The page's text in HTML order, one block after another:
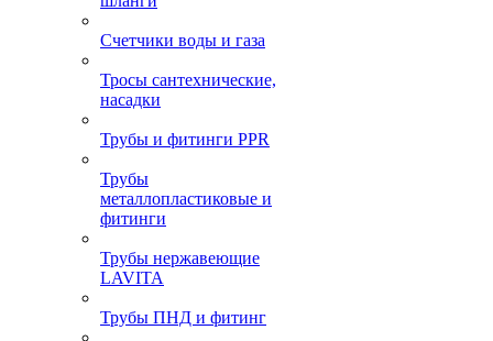
Счетчики воды и газа
Тросы сантехнические,
насадки
Трубы и фитинги PPR
Трубы
металлопластиковые и
фитинги
Трубы нержавеющие
LAVITA
Трубы ПНД и фитинг